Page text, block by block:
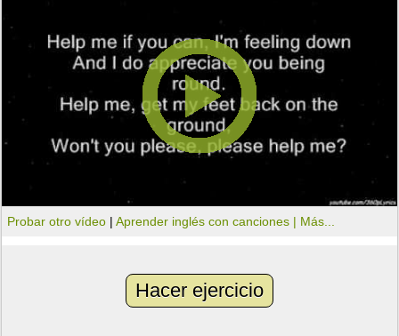
Probar otro vídeo |Aprender inglés con canciones | Más...
Hacer ejercicio